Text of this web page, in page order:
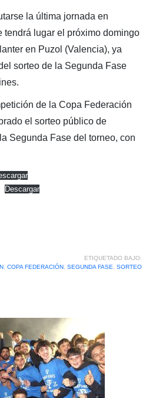
la última jornada en
tendrá lugar el próximo domingo
en Puzol (Valencia), ya
sorteo de la Segunda Fase
de la Copa Federación
el sorteo público de
Segunda Fase del torneo, con
Descargar
ETIQUETADO BAJO:
, COPA FEDERACIÓN, SEGUNDA FASE SORTEO